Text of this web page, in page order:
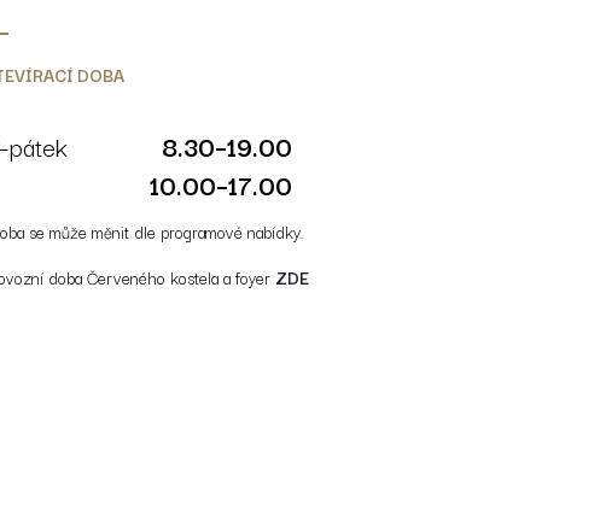
DOBA
8.30–19.00
10.00–17.00
se může měnit dle programové nabídky.
doba Červeného kostela a foyer ZDE